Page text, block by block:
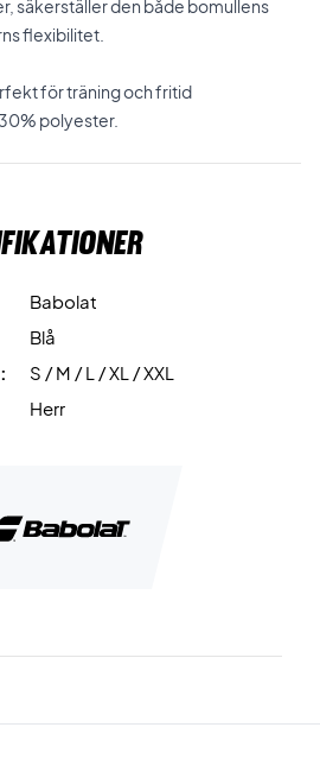
säkerställer den både bomullens
flexibilitet.
för träning och fritid
polyester.
Babolat
Blå
S / M / L / XL / XXL
Herr